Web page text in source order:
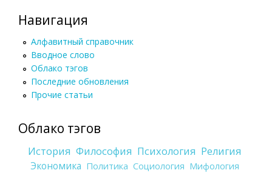
Навигация
Алфавитный справочник
Вводное слово
Облако тэгов
Последние обновления
Прочие статьи
Облако тэгов
История Философия Психология Религия
Экономика Политика Социология Мифология